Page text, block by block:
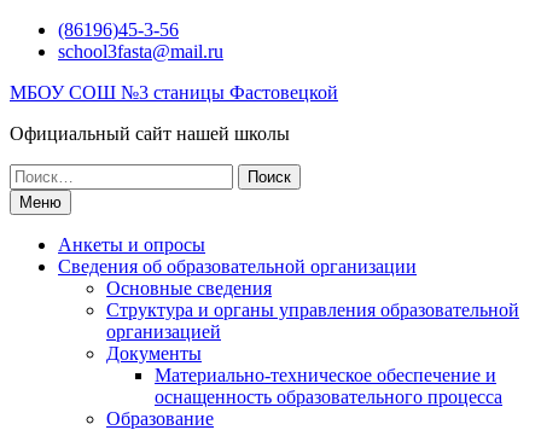
Перейти(86196)45-3-56
school3fasta@mail.ru
МБОУ СОШ №3 станицы Фастовецкой
Официальный сайт нашей школы
Поиск
по:Меню
Анкеты и опросы
Сведения об образовательной организации
Основные сведения
Структура и органы управления образовательной
организацией
Документы
Материально-техническое обеспечение и
оснащенность образовательного процесса
Образование